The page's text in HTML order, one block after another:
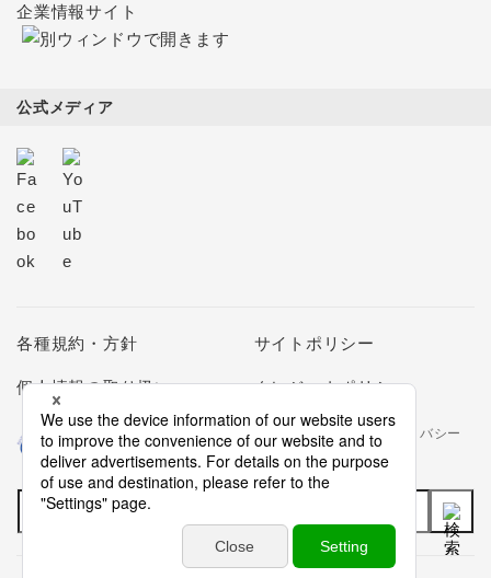
企業情報サイト
公式メディア
各種規約・方針 サイトポリシー
個人情報の取り扱い クレジットポリシー
当社は個人情報の取扱いを適切に行う企業としてプライバシー
マークの使用を認められた認定業者です。